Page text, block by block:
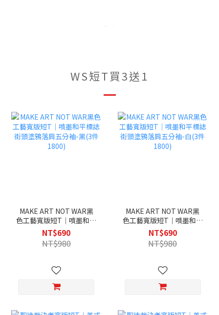
WS短T買3送1
MAKE ART NOT WAR黑
色工藝寬版短T｜噴墨和平
標誌街頭塗鴉落肩五分袖-
黑(3件1800)
NT$690
NT$980
MAKE ART NOT WAR黑
色工藝寬版短T｜噴墨和平
標誌街頭塗鴉落肩五分袖-
白(3件1800)
NT$690
NT$980